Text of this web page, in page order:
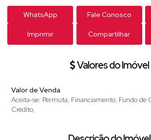
WhatsApp Fale Conosco
Imprimir Compartilhar
Valores do Imóvel
Valor de Venda
Aceita-se: Permuta, Financiamento, Fundo de
Crédito,